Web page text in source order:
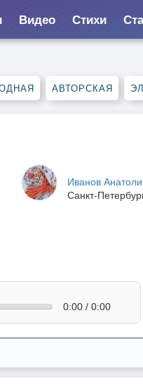
Видео Стихи
АВТОРСКАЯ
Иванов
Санкт-
0:00 / 0:00